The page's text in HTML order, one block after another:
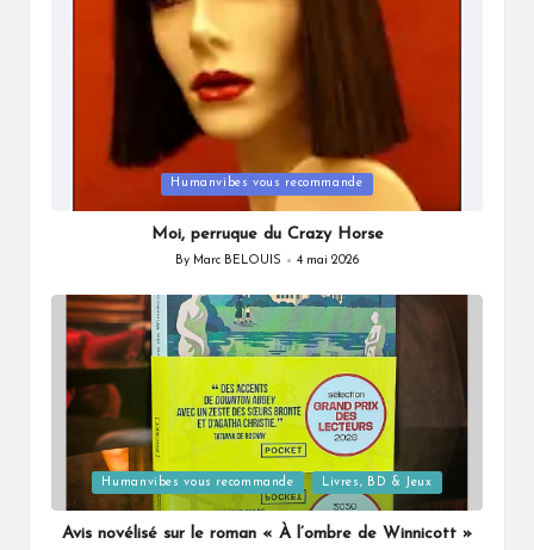
in
Humanvibes vous recommande
Moi, perruque du Crazy Horse
Posted
By Marc BELOUIS 4 mai 2026
Posted
in
Humanvibes vous recommande Livres, BD & Jeux
Avis novélisé sur le roman « À l’ombre de Winnicott »